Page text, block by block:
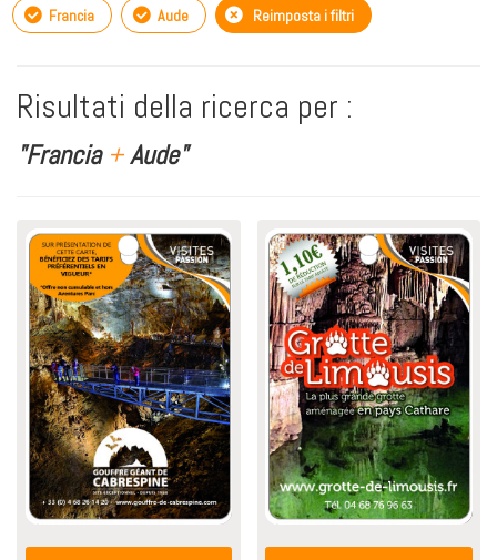
Francia Aude Reimposta i filtri
Risultati della ricerca per :
"Francia +Aude"